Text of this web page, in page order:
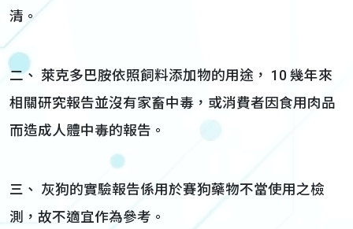
清。
二、 萊克多巴胺依照飼料添加物的用途， 10 幾年來
相關研究報告並沒有家畜中毒，或消費者因食用肉品
而造成人體中毒的報告。
三、 灰狗的實驗報告係用於賽狗藥物不當使用之檢
測，故不適宜作為參考。